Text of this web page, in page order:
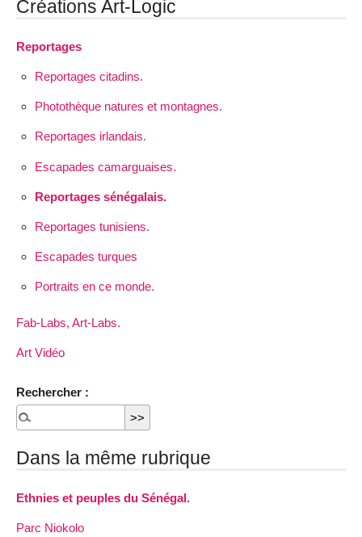
Créations Art-Logic
Reportages
Reportages citadins.
Photothèque natures et montagnes.
Reportages irlandais.
Escapades camarguaises.
Reportages sénégalais.
Reportages tunisiens.
Escapades turques
Portraits en ce monde.
Fab-Labs, Art-Labs.
Art Vidéo
Rechercher :
Dans la même rubrique
Ethnies et peuples du Sénégal.
Parc Niokolo